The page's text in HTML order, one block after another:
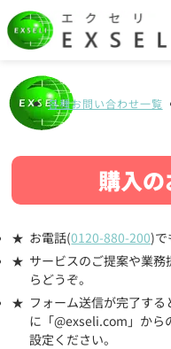
各種お問い合わせ一覧
購入
お電話(0120-880-200)で
サービスのご提案や業
らどうぞ。
フォーム送信が完了す
に「@exseli.com」から
設定ください。